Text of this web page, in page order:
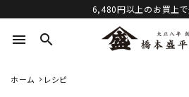
6,480円以上のお買上
menu search
ホーム レシピ